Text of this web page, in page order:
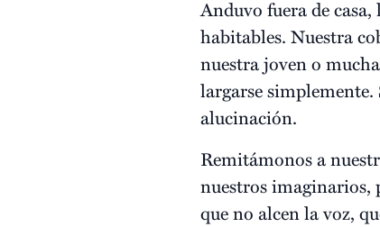
Anduvo fuera de
habitables. Nuestra
nuestra joven o
largarse
alucinación.
Remitámonos a
nuestros imaginarios,
que no alcen la voz,